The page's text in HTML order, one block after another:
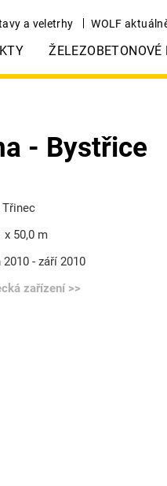
a veletrhy WOLF
ŽELEZOBETONOVÉ
- Bystřice
Třinec
50,0 m
2010 - září 2010
zařízení >>